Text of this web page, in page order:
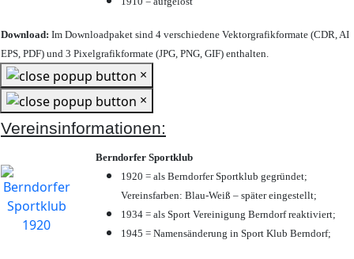
Download: Im Downloadpaket sind 4 verschiedene Vektorgrafikformate (CDR, AI
EPS, PDF) und 3 Pixelgrafikformate (JPG, PNG, GIF) enthalten.
×
×
Vereinsinformationen:
Berndorfer Sportklub
1920 = als Berndorfer Sportklub gegründet;
Vereinsfarben: Blau-Weiß – später eingestellt;
1934 = als Sport Vereinigung Berndorf reaktiviert;
1945 = Namensänderung in Sport Klub Berndorf;